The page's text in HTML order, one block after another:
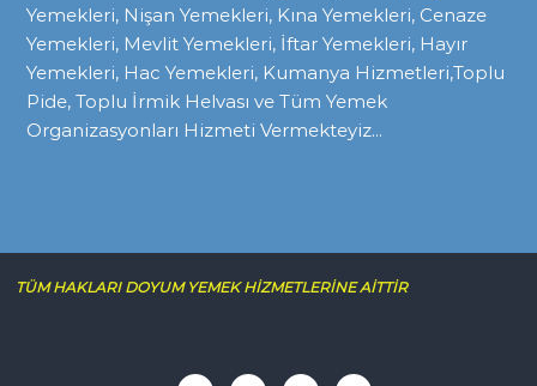
Yemekleri, Nişan Yemekleri, Kına Yemekleri, Cenaze
Yemekleri, Mevlit Yemekleri, İftar Yemekleri, Hayır
Yemekleri, Hac Yemekleri, Kumanya Hizmetleri,Toplu
Pide, Toplu İrmik Helvası ve Tüm Yemek
Organizasyonları Hizmeti Vermekteyiz...
TÜM HAKLARI DOYUM YEMEK HİZMETLERİNE AİTTİR